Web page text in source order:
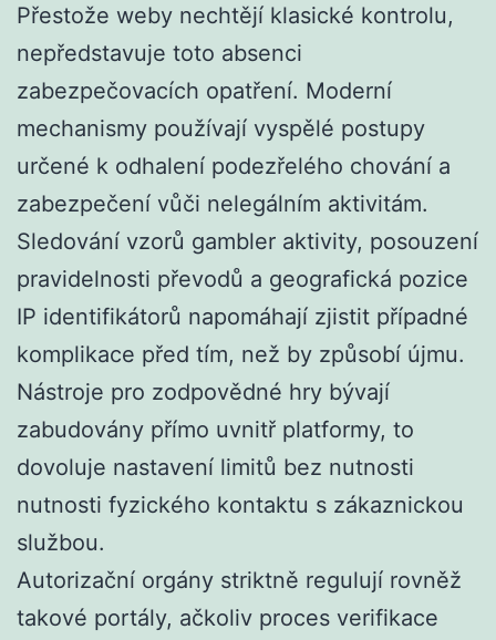
Přestože weby nechtějí klasické kontrolu,
nepředstavuje toto absenci
zabezpečovacích opatření. Moderní
mechanismy používají vyspělé postupy
určené k odhalení podezřelého chování a
zabezpečení vůči nelegálním aktivitám.
Sledování vzorů gambler aktivity, posouzení
pravidelnosti převodů a geografická pozice
IP identifikátorů napomáhají zjistit případné
komplikace před tím, než by způsobí újmu.
Nástroje pro zodpovědné hry bývají
zabudovány přímo uvnitř platformy, to
dovoluje nastavení limitů bez nutnosti
nutnosti fyzického kontaktu s zákaznickou
službou.
Autorizační orgány striktně regulují rovněž
takové portály, ačkoliv proces verifikace